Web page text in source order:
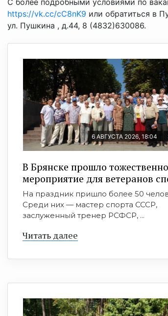
С более подробными условиями по
https://vk.cc/cC8nK9 или обратиться в
ул. Пушкина , д.44, 8 (4832)630086.
6 АВГУСТА 2026, 18:04
В Брянске прошло
мероприятие для ветеранов
На праздник пришло более 50
Среди них — мастер спорта СССР,
заслуженный тренер РСФСР, ...
Читать далее